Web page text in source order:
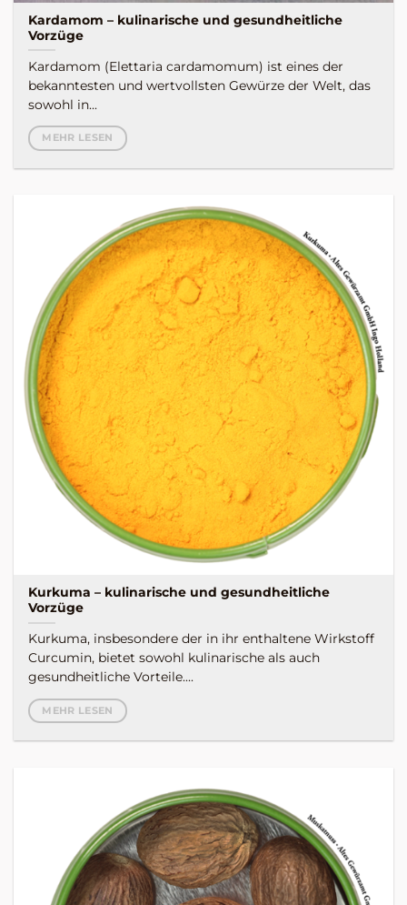
Kardamom – kulinarische und gesundheitliche
Vorzüge
Kardamom (Elettaria cardamomum) ist eines der
bekanntesten und wertvollsten Gewürze der Welt, das
sowohl in...
MEHR LESEN
Kurkuma – kulinarische und gesundheitliche
Vorzüge
Kurkuma, insbesondere der in ihr enthaltene Wirkstoff
Curcumin, bietet sowohl kulinarische als auch
gesundheitliche Vorteile....
MEHR LESEN